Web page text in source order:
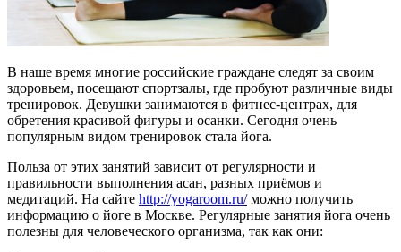
В наше время многие российские граждане следят за своим
здоровьем, посещают спортзалы, где пробуют различные виды
тренировок. Девушки занимаются в фитнес-центрах, для
обретения красивой фигуры и осанки. Сегодня очень
популярным видом тренировок стала йога.
Польза от этих занятий зависит от регулярности и
правильности выполнения асан, разных приёмов и
медитаций. На сайте http://yogaroom.ru/можно получить
информацию о йоге в Москве. Регулярные занятия йога очень
полезны для человеческого организма, так как они: